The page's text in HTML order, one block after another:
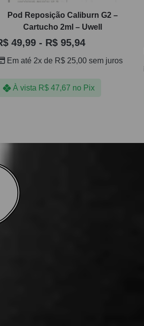
Pod Reposição Caliburn G2 –
Cartucho 2ml – Uwell
49,99 - R$95,94
Em até 2x de R$25,00sem juros
À vista R$47,67 no Pix